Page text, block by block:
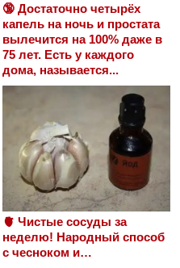
🔞 Достаточно четырёх
капель на ночь и простата
вылечится на 100% даже в
75 лет. Есть у каждого
дома, называется...
🫀 Чистые сосуды за
неделю! Народный способ
с чесноком и…